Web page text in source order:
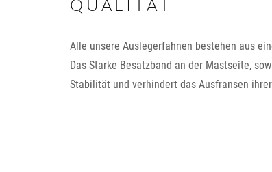
QUALITÄT
Alle unsere Auslegerfahnen bestehen aus
Das Starke Besatzband an der Mastseite,
Stabilität und verhindert das Ausfransen